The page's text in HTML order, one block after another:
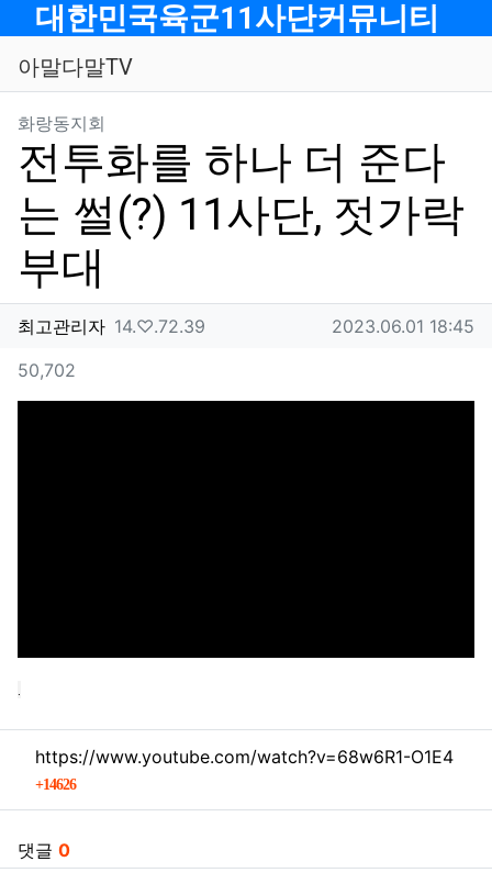
메뉴
대한민국육군11사단커뮤니티
아말다말TV
화랑동지회
전투화를 하나 더 준다
는 썰(?) 11사단, 젓가락
부대
작성자 정보
최고관리자작성
14.♡.72.39 작성일
2023.06.01 18:45
컨텐츠 정보
50,702
관련자료
https://www.youtube.com/watch?v=68w6R1-O1E4
14626회 연결
댓글 0